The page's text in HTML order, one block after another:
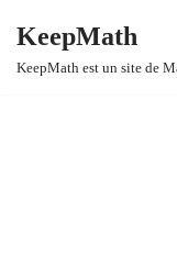
Aller
KeepMath
KeepMath est un site de